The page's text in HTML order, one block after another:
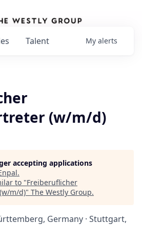
Talent My alerts
(w/m/d)
accepting applications
.
to "Freiberuflicher
m/d)" The Westly Group.
Germany · Stuttgart,